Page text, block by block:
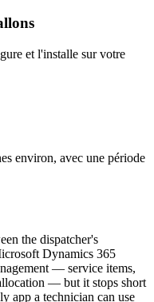
et l'installe sur votre
environ, avec une période
the dispatcher's
Dynamics 365
— service items,
— but it stops short
app a technician can use